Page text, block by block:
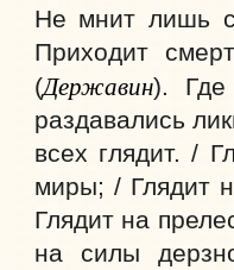
Не мнит лишь
Приходит
(Державин). Где
раздавались
всех глядит. /
миры; / Глядит
Глядит на
на силы